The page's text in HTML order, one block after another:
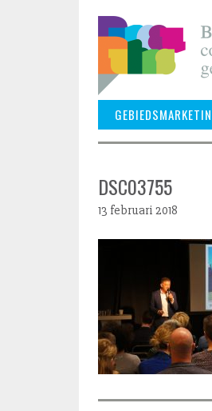
Skip
to
content
DSC03755
13 februari 2018